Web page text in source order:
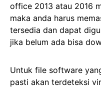
office 2013 atau 2016
maka anda harus
tersedia dan dapat
jika belum ada bisa
Untuk file software
pasti akan terdeteksi